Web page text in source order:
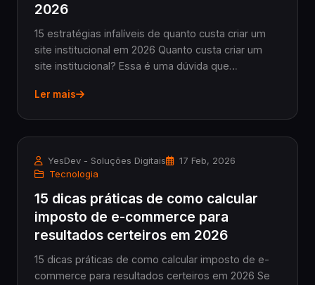
2026
15 estratégias infalíveis de quanto custa criar um
site institucional em 2026 Quanto custa criar um
site institucional? Essa é uma dúvida que
práticos que querem dar o primeiro passo no
Ler mais
YesDev - Soluções Digitais
17 Feb, 2026
Tecnologia
15 dicas práticas de como calcular
imposto de e-commerce para
resultados certeiros em 2026
15 dicas práticas de como calcular imposto de e-
commerce para resultados certeiros em 2026 Se